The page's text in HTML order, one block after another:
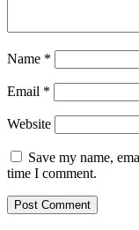
Name *
Email *
Website
Save my name,
time I comment.